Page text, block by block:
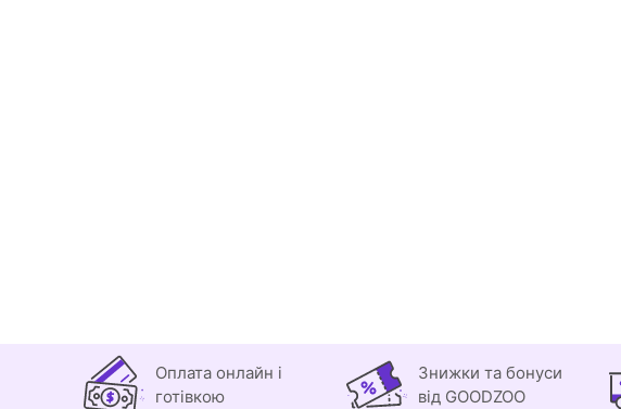
Оплата онлайн і
готівкою
Знижки та бонуси
від GOODZOO